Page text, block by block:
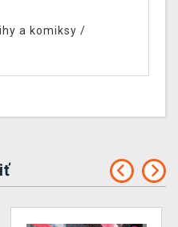
a komiksy /